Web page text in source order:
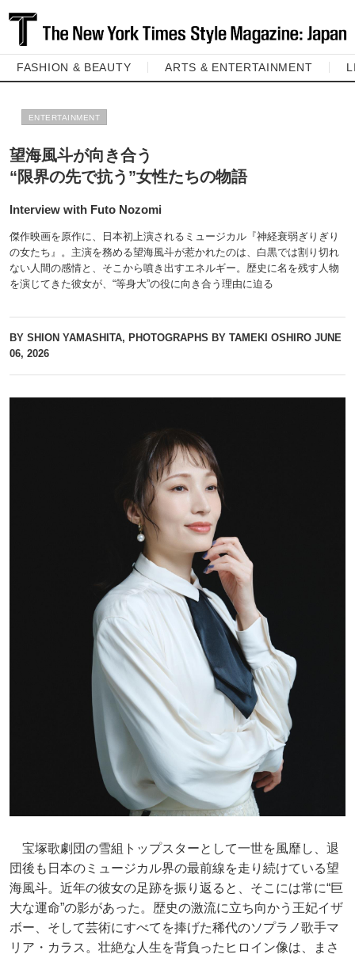
FASHION & BEAUTY ARTS & ENTERTAINMENT
ENTERTAINMENT
望海風斗が向き合う
“限界の先で抗う”女性たちの物語
Interview with Futo Nozomi
傑作映画を原作に、日本初上演されるミュージカル『神経衰弱ぎりぎり
の女たち』。主演を務める望海風斗が惹かれたのは、白黒では割り切れ
ない人間の感情と、そこから噴き出すエネルギー。歴史に名を残す人物
を演じてきた彼女が、“等身大”の役に向き合う理由に迫る
BY SHION YAMASHITA, PHOTOGRAPHS BY TAMEKI OSHIRO JUNE
06, 2026
宝塚歌劇団の雪組トップスターとして一世を風靡し、退
団後も日本のミュージカル界の最前線を走り続けている望
海風斗。近年の彼女の足跡を振り返ると、そこには常に“巨
大な運命”の影があった。歴史の激流に立ち向かう王妃イザ
ボー、そして芸術にすべてを捧げた稀代のソプラノ歌手マ
リア・カラス。壮絶な人生を背負ったヒロイン像は、まさ